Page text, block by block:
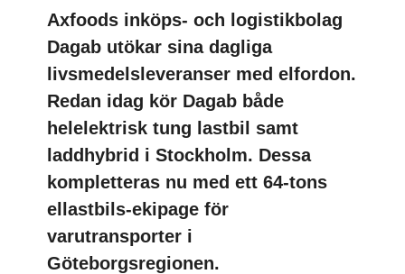
Axfoods inköps- och logistikbolag
Dagab utökar sina dagliga
livsmedelsleveranser med elfordon.
Redan idag kör Dagab både
helelektrisk tung lastbil samt
laddhybrid i Stockholm. Dessa
kompletteras nu med ett 64-tons
ellastbils-ekipage för
varutransporter i
Göteborgsregionen.